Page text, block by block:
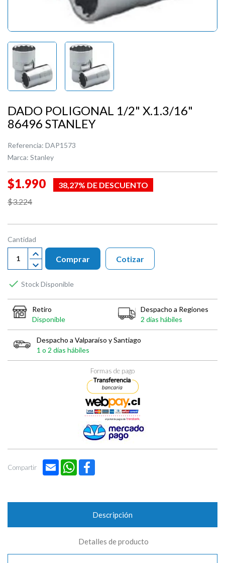
DADO POLIGONAL 1/2" X.1.3/16"
86496 STANLEY
Referencia: DAP1573
Marca: Stanley
$1.990
38,27% DE DESCUENTO
$3.224
Cantidad
Comprar
 Stock Disponible
Cotizar
Retiro
Disponible
Despacho a Regiones
2 días hábiles
Despacho a Valparaíso y Santiago
1 o 2 días hábiles
Formas de pago
Compartir Email WhatsApp
Descripción
Detalles de producto